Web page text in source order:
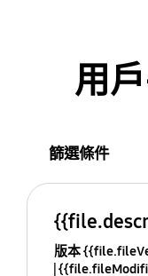
用
篩選條件
版本